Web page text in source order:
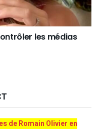
les médias
de Romain Olivier en